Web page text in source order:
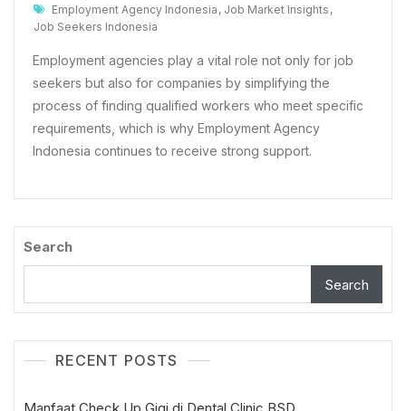
Importance
Agency
Indonesia
For
Job
Seekers
Tags
Employment Agency Indonesia , Job Market Insights ,
Job Seekers Indonesia
Employment agencies play a vital role not only for job
seekers but also for companies by simplifying the
process of finding qualified workers who meet specific
requirements, which is why Employment Agency
Indonesia continues to receive strong support.
Search
Search
RECENT POSTS